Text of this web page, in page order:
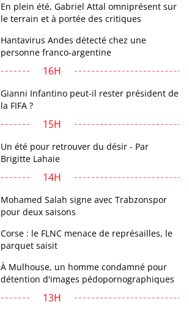
En plein été, Gabriel Attal omniprésent sur
le terrain et à portée des critiques
Hantavirus Andes détecté chez une
personne franco-argentine
16H
Gianni Infantino peut-il rester président de
la FIFA ?
15H
Un été pour retrouver du désir - Par
Brigitte Lahaie
14H
Mohamed Salah signe avec Trabzonspor
pour deux saisons
Corse : le FLNC menace de représailles, le
parquet saisit
À Mulhouse, un homme condamné pour
détention d'images pédopornographiques
13H